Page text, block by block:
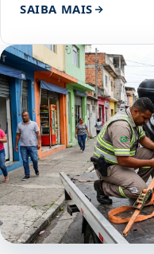
SAIBA MAIS